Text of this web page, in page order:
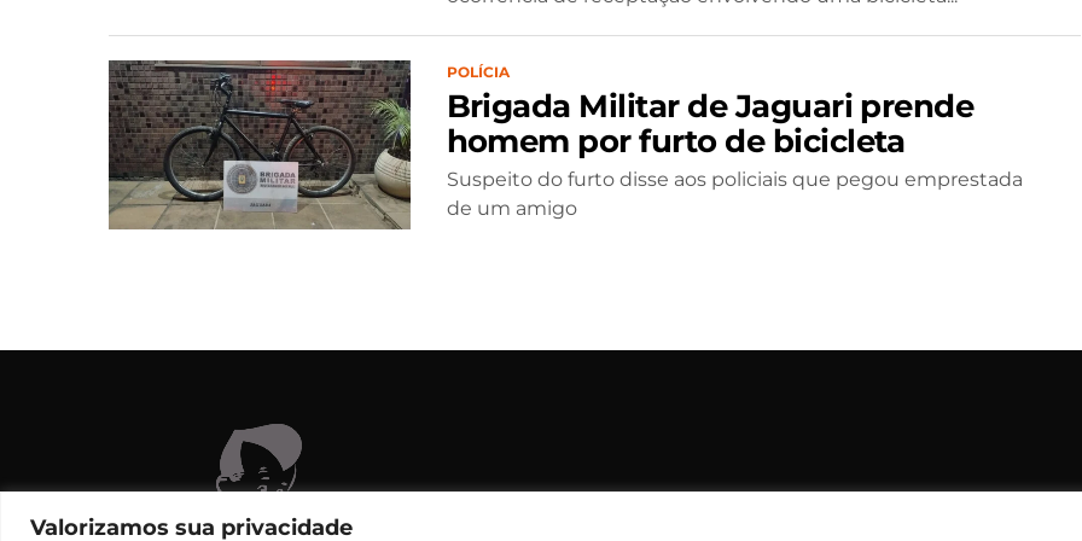
Valorizamos sua privacidade
POLÍCIA
Brigada Militar de Jaguari prende
homem por furto de bicicleta
Suspeito do furto disse aos policiais que pegou emprestada
de um amigo